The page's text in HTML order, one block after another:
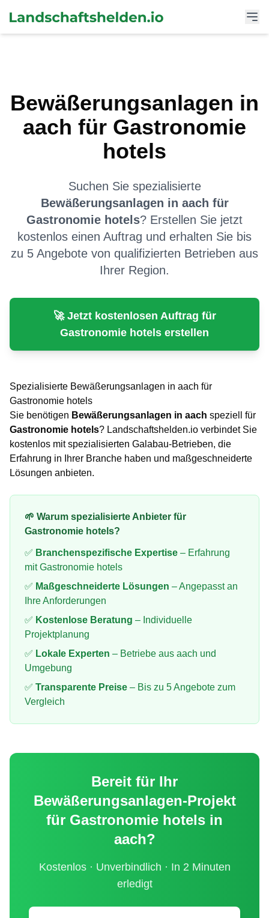
Bewäßerungsanlagen in
aach für Gastronomie
hotels
Suchen Sie spezialisierte
Bewäßerungsanlagen in aach für
Gastronomie hotels? Erstellen Sie jetzt
kostenlos einen Auftrag und erhalten Sie bis
zu 5 Angebote von qualifizierten Betrieben aus
Ihrer Region.
🚀 Jetzt kostenlosen Auftrag für
Gastronomie hotels erstellen
Spezialisierte Bewäßerungsanlagen in aach für
Gastronomie hotels
Sie benötigen Bewäßerungsanlagen in aach speziell für
Gastronomie hotels? Landschaftshelden.io verbindet Sie
kostenlos mit spezialisierten Galabau-Betrieben, die
Erfahrung in Ihrer Branche haben und maßgeschneiderte
Lösungen anbieten.
🌱 Warum spezialisierte Anbieter für
Gastronomie hotels?
✅ Branchenspezifische Expertise – Erfahrung
mitGastronomie hotels
✅ Maßgeschneiderte Lösungen – Angepasst an
Ihre Anforderungen
✅ Kostenlose Beratung – Individuelle
Projektplanung
✅ Lokale Experten – Betriebe aus aach und
Umgebung
✅ Transparente Preise – Bis zu 5 Angebote zum
Vergleich
Bereit für Ihr
Bewäßerungsanlagen-Projekt
für Gastronomie hotels in
aach?
Kostenlos · Unverbindlich · In 2 Minuten
erledigt